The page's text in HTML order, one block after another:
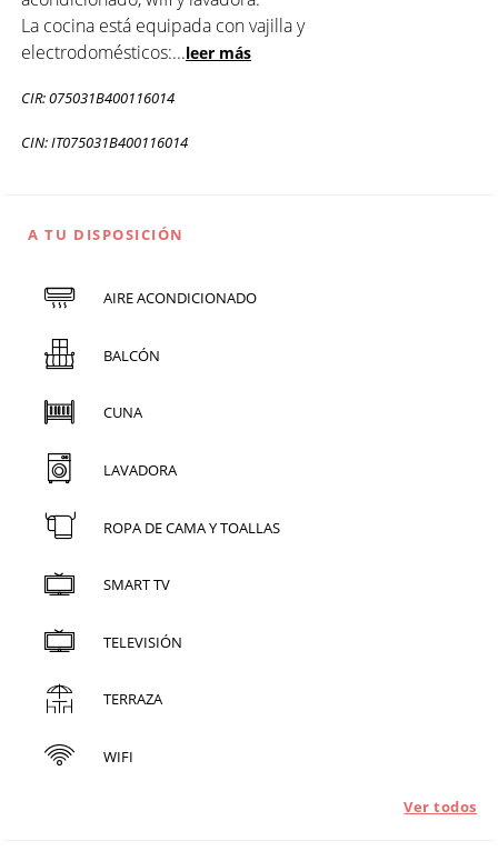
La cocina está equipada con vajilla y
electrodomésticos:...leer más
CIR: 075031B400116014
CIN: IT075031B400116014
A TU DISPOSICIÓN
AIRE ACONDICIONADO
BALCÓN
CUNA
LAVADORA
ROPA DE CAMA Y TOALLAS
SMART TV
TELEVISIÓN
TERRAZA
WIFI
Ver todos